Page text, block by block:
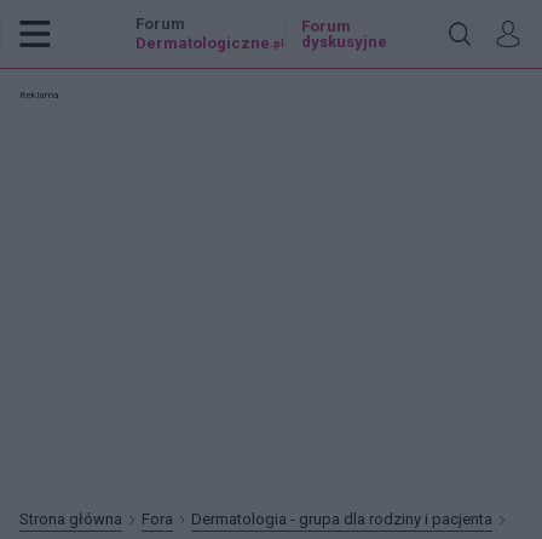
Forum
Dermatologiczne .pl
Forum
dyskusyjne
Reklama:
Strona główna Fora
Dermatologia - grupa dla rodziny i pacjenta